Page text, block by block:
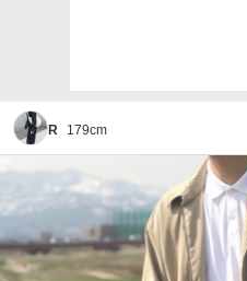
R 179cm